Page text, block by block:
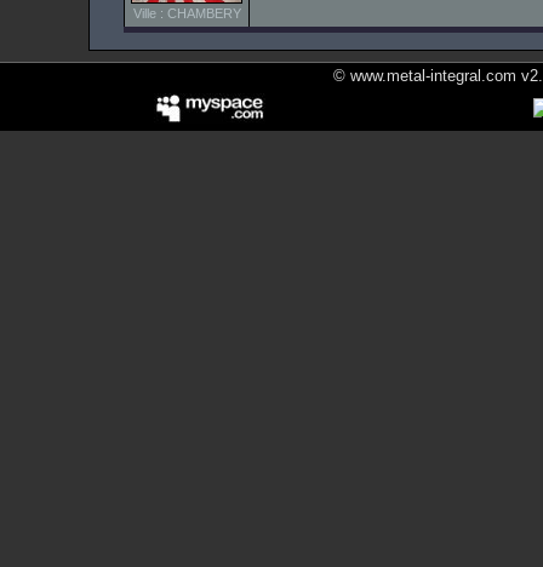
Ville : CHAMBERY
© www.metal-integral.com